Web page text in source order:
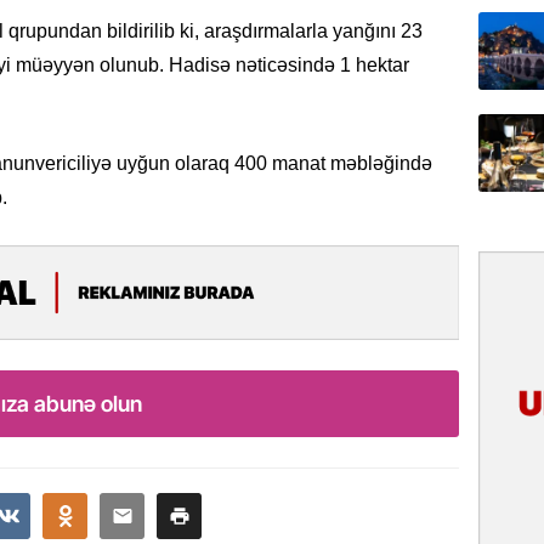
bildirilib ki, araşdırmalarla yanğını 23
müəyyən olunub. Hadisə nəticəsində 1 hektar
uyğun olaraq 400 manat məbləğində
abunə olun
İlin ilk
çox
Yeni